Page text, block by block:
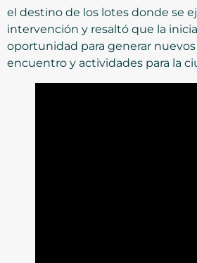
el destino de los lotes donde se
intervención y resaltó que la
oportunidad para generar nuevos
encuentro y actividades para la